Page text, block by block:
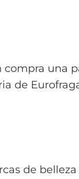
compra una
de
de belleza